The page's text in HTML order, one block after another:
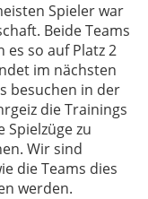
Spieler war
Beide Teams
es so auf Platz 2
im nächsten
besuchen in der
die Trainings
zu
Wir sind
die Teams dies
werden.